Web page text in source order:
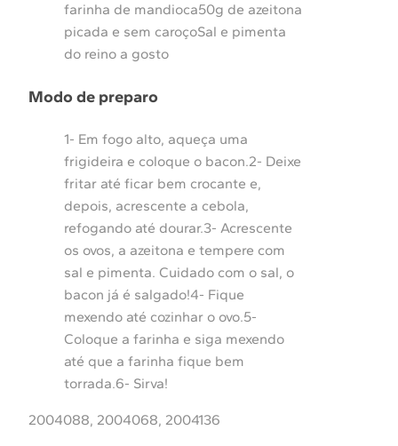
farinha de mandioca50g de azeitona
picada e sem caroçoSal e pimenta
do reino a gosto
Modo de preparo
1- Em fogo alto, aqueça uma
frigideira e coloque o bacon.2- Deixe
fritar até ficar bem crocante e,
depois, acrescente a cebola,
refogando até dourar.3- Acrescente
os ovos, a azeitona e tempere com
sal e pimenta. Cuidado com o sal, o
bacon já é salgado!4- Fique
mexendo até cozinhar o ovo.5-
Coloque a farinha e siga mexendo
até que a farinha fique bem
torrada.6- Sirva!
2004088, 2004068, 2004136